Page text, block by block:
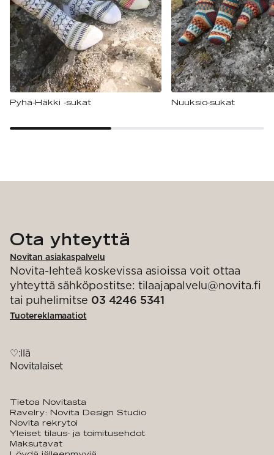
Pyhä-Häkki -sukat Nuuksio-sukat
Ota yhteyttä
Novitan asiakaspalvelu
Novita-lehteä koskevissa asioissa voit ottaa
yhteyttä sähköpostitse: tilaajapalvelu@novita.fi
tai puhelimitse 03 4246 5341
Tuotereklamaatiot
♡:llä
Novitalaiset
Tietoa Novitasta
Ravelry: Novita Design Studio
Novita rekrytoi
Yleiset tilaus- ja toimitusehdot
Maksutavat